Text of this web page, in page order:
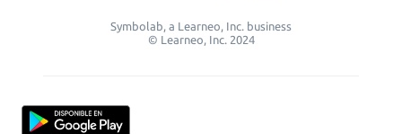
Symbolab, a Learneo, Inc. business
© Learneo, Inc. 2024